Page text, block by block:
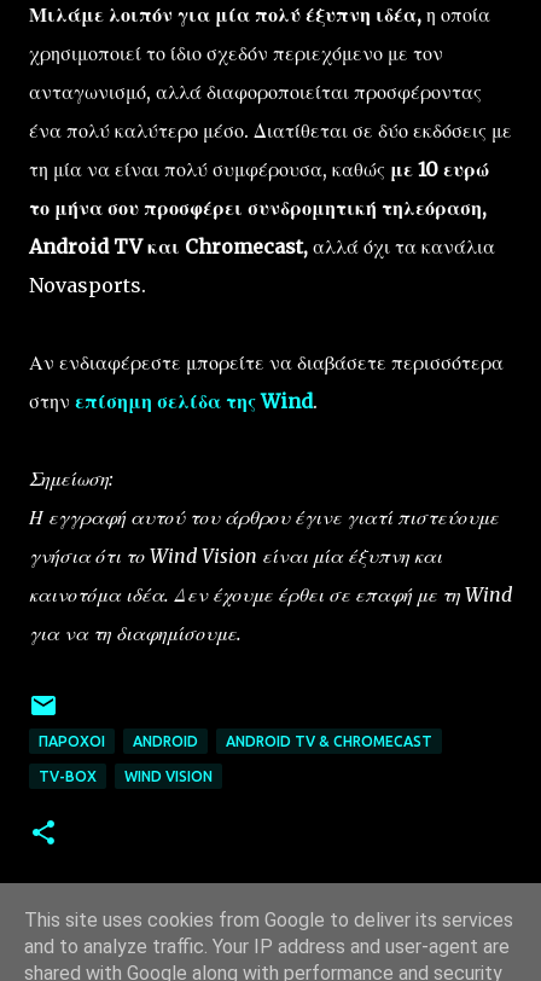
Μιλάμε λοιπόν για μία πολύ έξυπνη ιδέα, η οποία
χρησιμοποιεί το ίδιο σχεδόν περιεχόμενο με τον
ανταγωνισμό, αλλά διαφοροποιείται προσφέροντας
ένα πολύ καλύτερο μέσο. Διατίθεται σε δύο εκδόσεις με
τη μία να είναι πολύ συμφέρουσα, καθώς με 10 ευρώ
το μήνα σου προσφέρει συνδρομητική τηλεόραση,
Android TV και Chromecast, αλλά όχι τα κανάλια
Novasports.
Αν ενδιαφέρεστε μπορείτε να διαβάσετε περισσότερα
στην επίσημη σελίδα της Wind.
Σημείωση:
Η εγγραφή αυτού του άρθρου έγινε γιατί πιστεύουμε
γνήσια ότι το Wind Vision είναι μία έξυπνη και
καινοτόμα ιδέα. Δεν έχουμε έρθει σε επαφή με τη Wind
για να τη διαφημίσουμε.
ΠΆΡΟΧΟΙ ANDROID ANDROID TV & CHROMECAST
TV-BOX WIND VISION
This site uses cookies from Google to deliver its services
and to analyze traffic. Your IP address and user-agent are
shared with Google along with performance and security